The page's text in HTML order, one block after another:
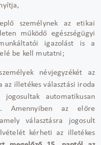
személynek az etikai
működő egészségügyi
igazolást is a
be kell mutatni;
névjegyzékét az
az illetékes választási iroda
jogosultak automatikusan
Amennyiben az előre
választásra jogosult
kérheti az illetékes